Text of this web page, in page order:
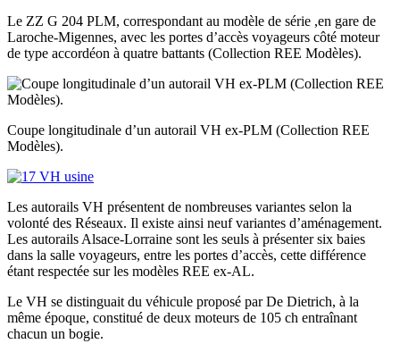
Le ZZ G 204 PLM, correspondant au modèle de série ,en gare de
Laroche-Migennes, avec les portes d’accès voyageurs côté moteur
de type accordéon à quatre battants (Collection REE Modèles).
Coupe longitudinale d’un autorail VH ex-PLM (Collection REE
Modèles).
Les autorails VH présentent de nombreuses variantes selon la
volonté des Réseaux. Il existe ainsi neuf variantes d’aménagement.
Les autorails Alsace-Lorraine sont les seuls à présenter six baies
dans la salle voyageurs, entre les portes d’accès, cette différence
étant respectée sur les modèles REE ex-AL.
Le VH se distinguait du véhicule proposé par De Dietrich, à la
même époque, constitué de deux moteurs de 105 ch entraînant
chacun un bogie.